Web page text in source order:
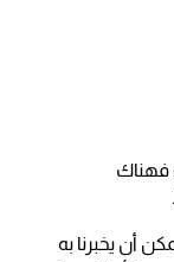
فهناك
أن يخبرنا به